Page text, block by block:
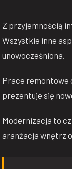
Z przyjemnością
Wszystkie inne
unowocześniona.
Prace remontowe
prezentuje się
Modernizacja to
aranżacja wnętrz